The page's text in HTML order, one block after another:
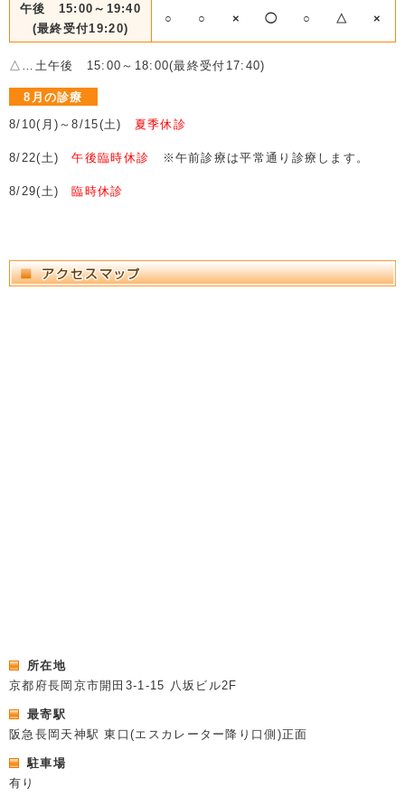
午後 15:00～19:40
(最終受付19:20)
○ ○ × ◯ ○ △ ×
△…土午後 15:00～18:00(最終受付17:40)
8月の診療
8/10(月)～8/15(土) 夏季休診
8/22(土)午後臨時休診 ※午前診療は平常通り診療します。
8/29(土)臨時休診
所在地
京都府長岡京市開田3-1-15 八坂ビル2F
最寄駅
阪急長岡天神駅 東口(エスカレーター降り口側)正面
駐車場
有り